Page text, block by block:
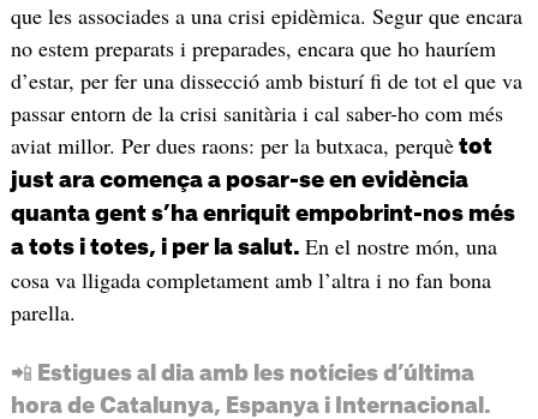
que les associades a una crisi epidèmica. Segur que encara
no estem preparats i preparades, encara que ho hauríem
d’estar, per fer una dissecció amb bisturí fi de tot el que va
passar entorn de la crisi sanitària i cal saber-ho com més
aviat millor. Per dues raons: per la butxaca, perquètot
just ara comença a posar-se en evidència
quanta gent s’ha enriquit empobrint-nos més
a tots i totes, i per la salut. En el nostre món, una
cosa va lligada completament amb l’altra i no fan bona
parella.
📲 Estigues al dia amb les notícies d’última
hora de Catalunya, Espanya i Internacional.